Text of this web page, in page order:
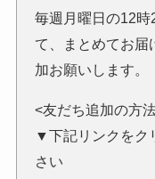
毎週月曜日の12
て、まとめてお届
加お願いします。
<友だち追加の方
▼下記リンクをク
さい